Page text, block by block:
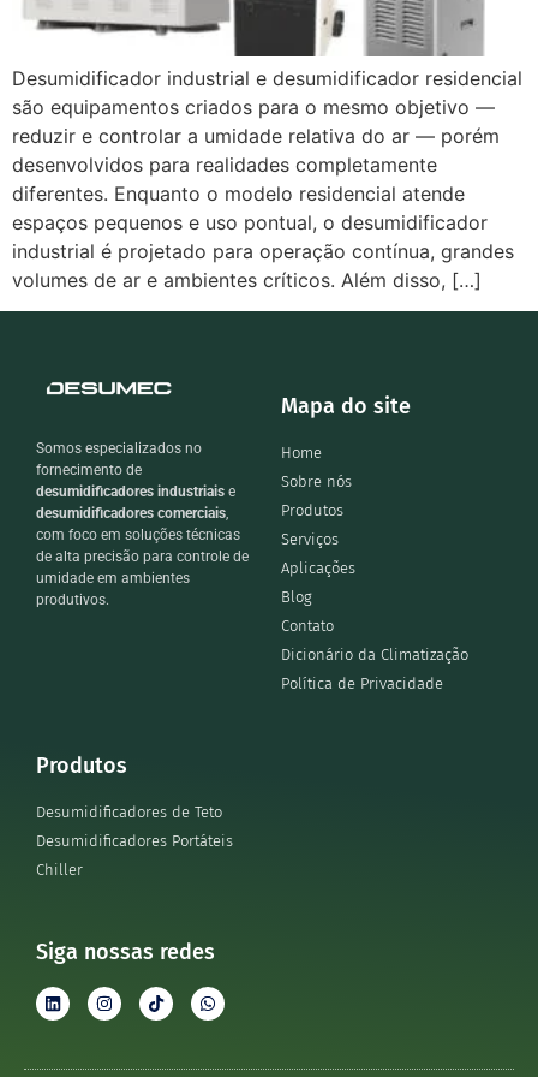
Desumidificador industrial e desumidificador residencial
são equipamentos criados para o mesmo objetivo —
reduzir e controlar a umidade relativa do ar — porém
desenvolvidos para realidades completamente
diferentes. Enquanto o modelo residencial atende
espaços pequenos e uso pontual, o desumidificador
industrial é projetado para operação contínua, grandes
volumes de ar e ambientes críticos. Além disso, […]
Somos especializados no
fornecimento de
desumidificadores industriais e
desumidificadores comerciais,
com foco em soluções técnicas
de alta precisão para controle de
umidade em ambientes
produtivos.
Mapa do site
Home
Sobre nós
Produtos
Serviços
Aplicações
Blog
Contato
Dicionário da Climatização
Política de Privacidade
Produtos
Desumidificadores de Teto
Desumidificadores Portáteis
Chiller
Siga nossas redes